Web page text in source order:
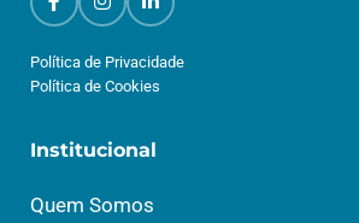
Política de Privacidade
Política de Cookies
Institucional
Quem Somos